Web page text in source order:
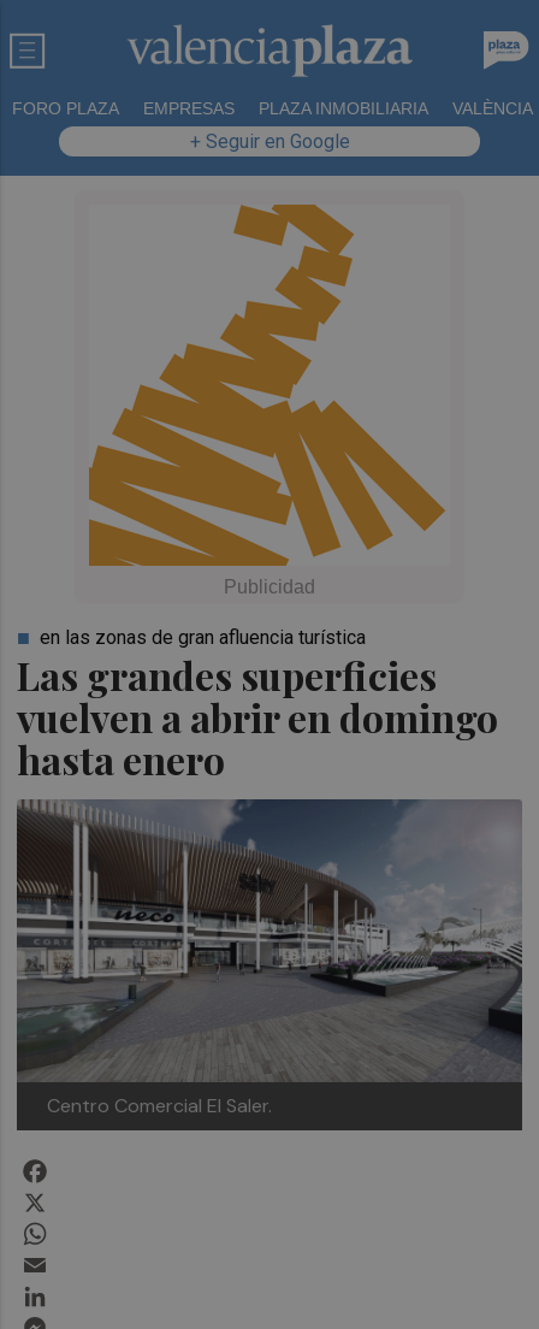
FORO PLAZA EMPRESAS PLAZA INMOBILIARIA VALÈNCIA
+ Seguir en Google
Las grandes superficies
vuelven a abrir en domingo
hasta enero
en las zonas de gran afluencia turística
Centro Comercial El Saler.